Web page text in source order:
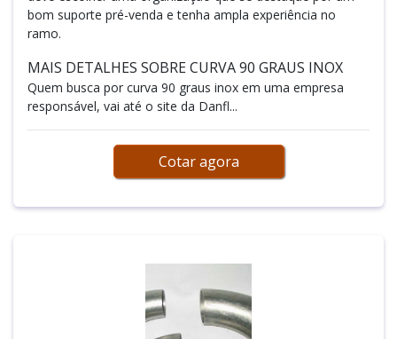
bom suporte pré-venda e tenha ampla experiência no
ramo.
MAIS DETALHES SOBRE CURVA 90 GRAUS INOX
Quem busca por curva 90 graus inox em uma empresa
responsável, vai até o site da Danfl...
Cotar agora